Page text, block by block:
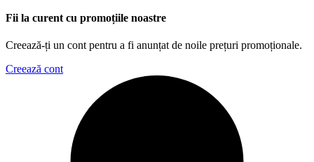
Fii la curent cu promoțiile noastre
Creează-ți un cont pentru a fi anunțat de noile prețuri promoționale.
Creează cont